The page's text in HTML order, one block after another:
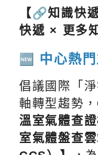
【🔗知識快
快遞 × 更多
🆕 中心熱
倡議國際「
軸轉型趨勢，
溫室氣體查證
室氣體盤查